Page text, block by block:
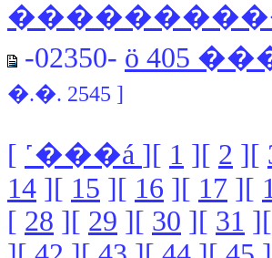
-02350- ö 405
�.�. 2545 ]
[ ˹���á ][ 1 ][ 2 ][
14 ][ 15 ][ 16 ][ 17 ][
[ 28 ][ 29 ][ 30 ][ 31 ][